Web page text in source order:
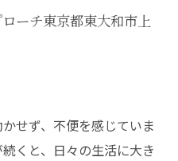
ーチ東京都東大和市上
せず、不便を感じていま
くと、日々の生活に大き